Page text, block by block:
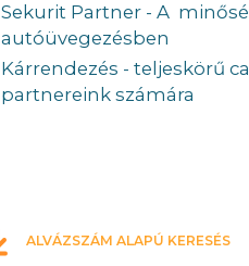
Sekurit Partner - A
autóüvegezésben
Kárrendezés - teljeskörű
partnereink számára
ALVÁZSZÁM ALAPÚ KERESÉS